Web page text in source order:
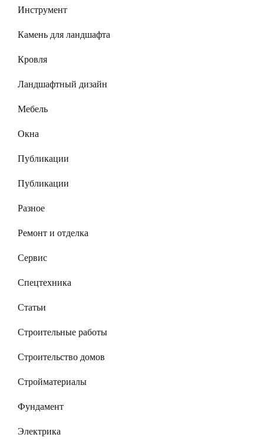
Инструмент
Камень для ландшафта
Кровля
Ландшафтный дизайн
Мебель
Окна
Публикации
Публикации
Разное
Ремонт и отделка
Сервис
Спецтехника
Статьи
Строительные работы
Строительство домов
Стройматериалы
Фундамент
Электрика